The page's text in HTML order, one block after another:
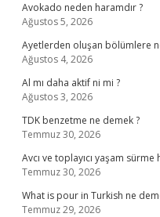
Avokado neden haramdır ?
Ağustos 5, 2026
Ayetlerden oluşan bölümlere
Ağustos 4, 2026
Al mı daha aktif ni mi ?
Ağustos 3, 2026
TDK benzetme ne demek ?
Temmuz 30, 2026
Avcı ve toplayıcı yaşam
Temmuz 30, 2026
What is pour in Turkish ne
Temmuz 29, 2026